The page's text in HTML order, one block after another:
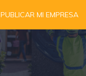
PUBLICAR MI EMPRESA